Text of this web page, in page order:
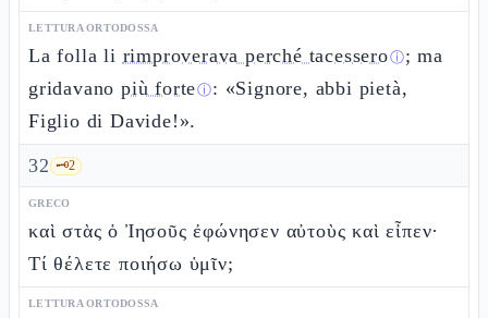
LETTURA ORTODOSSA
La folla li rimproverava perché tacesseroⓘ; ma
gridavanopiù forteⓘ: «Signore, abbi pietà,
Figlio di Davide!».
32 🗝️2
GRECO
καὶ στὰς ὁ Ἰησοῦς ἐφώνησεν αὐτοὺς καὶ εἶπεν·
Τί θέλετε ποιήσω ὑμῖν;
LETTURA ORTODOSSA